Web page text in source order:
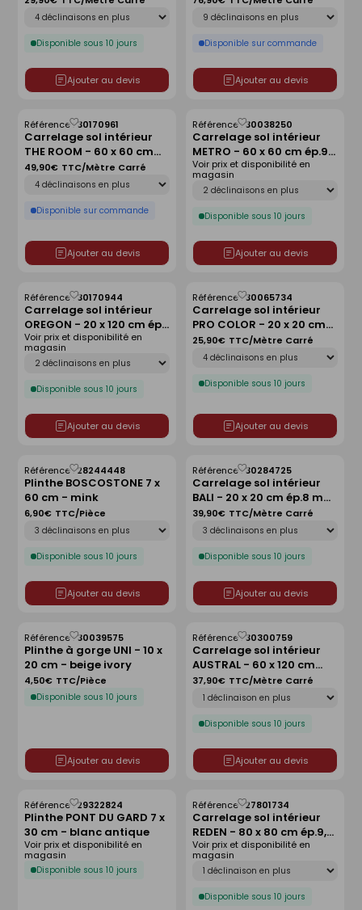
Disponible sous 10 jours
Ajouter au devis
terracota
Disponible sur commande
Ajouter au devis
Carrelage sol intérieur
THE ROOM - 60 x 60 cm
ép.6,5 mm - san pedro
Référence :30170961
Disponible sur commande
49,90€ TTC/Mètre Carré
Ajouter au devis
Enregistrer
comme
liste
Carrelage sol intérieur
METRO - 60 x 60 cm ép.9
mm - light grey
Référence :30038250
Déclinaison
Disponible sous 10 jours
Voir prix et disponibilité en
magasin
Ajouter au devis
Enregistrer
comme
liste
Carrelage sol intérieur
OREGON - 20 x 120 cm ép.
10mm - gris
Référence :30170944
Déclinaison
Disponible sous 10 jours
Voir prix et disponibilité en
magasin
Ajouter au devis
Enregistrer
comme
liste
Carrelage sol intérieur
PRO COLOR - 20 x 20 cm
ép.6 mm - anthracite
Référence :30065734
Disponible sous 10 jours
25,90€ TTC/Mètre Carré
Ajouter au devis
Enregistrer
comme
liste
Plinthe BOSCOSTONE 7 x
60 cm - mink
Référence :28244448
Disponible sous 10 jours
6,90€ TTC/Pièce
Ajouter au devis
Enregistrer
comme
liste
Carrelage sol intérieur
BALI - 20 x 20 cm ép.8 mm
- vodevil oliva
Référence :30284725
Disponible sous 10 jours
39,90€ TTC/Mètre Carré
Ajouter au devis
Enregistrer
comme
liste
Plinthe à gorge UNI - 10 x
20 cm - beige ivory
Référence :30039575
Disponible sous 10 jours
4,50€ TTC/Pièce
Ajouter au devis
Enregistrer
comme
liste
Carrelage sol intérieur
AUSTRAL - 60 x 120 cm
ép.10 mm - grey
Référence :30300759
Disponible sous 10 jours
37,90€ TTC/Mètre Carré
Ajouter au devis
Enregistrer
comme
liste
Plinthe PONT DU GARD 7 x
30 cm - blanc antique
Référence :29322824
Disponible sous 10 jours
Voir prix et disponibilité en
magasin
Enregistrer
comme
liste
Carrelage sol intérieur
REDEN - 80 x 80 cm ép.9,5
mm - grey
Référence :27801734
Déclinaison
Disponible sous 10 jours
Voir prix et disponibilité en
magasin
Enregistrer
comme
liste